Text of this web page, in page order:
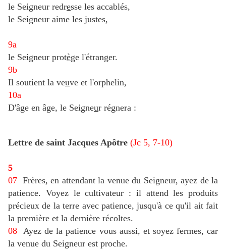
le Seigneur redresse les accablés,
le Seigneur aime les justes,
9a
le Seigneur protège l'étranger.
9b
Il soutient la veuve et l'orphelin,
10a
D'âge en âge, le Seigneur régnera :
Lettre de saint Jacques Apôtre (Jc 5, 7-10)
5
07 Frères, en attendant la venue du Seigneur, ayez de la
patience. Voyez le cultivateur : il attend les produits
précieux de la terre avec patience, jusqu'à ce qu'il ait fait
la première et la dernière récoltes.
08Ayez de la patience vous aussi, et soyez fermes, car
la venue du Seigneur est proche.